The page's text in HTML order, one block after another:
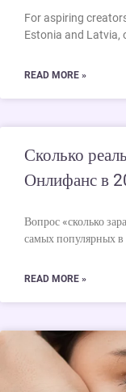
For aspiring
Estonia and Latvia,
READ MORE »
Сколько
Онлифанс в
Вопрос «сколько
самых популярных в
READ MORE »